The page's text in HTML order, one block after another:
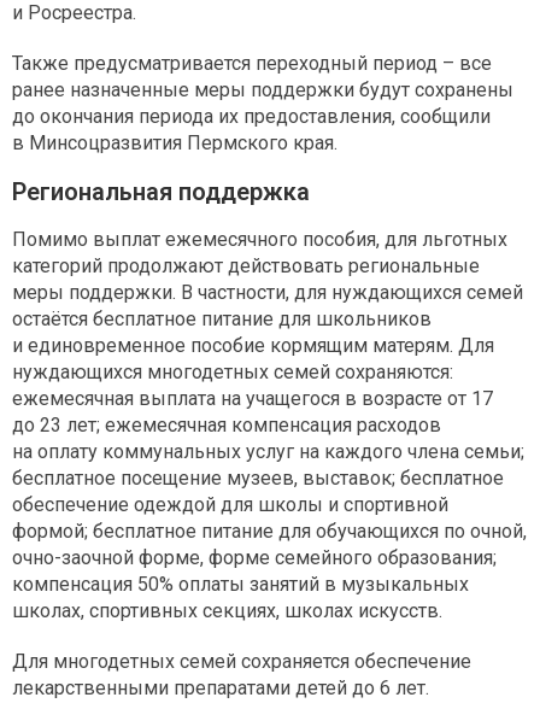
и Росреестра.
Также предусматривается переходный период – все
ранее назначенные меры поддержки будут сохранены
до окончания периода их предоставления, сообщили
в Минсоцразвития Пермского края.
Региональная поддержка
Помимо выплат ежемесячного пособия, для льготных
категорий продолжают действовать региональные
меры поддержки. В частности, для нуждающихся семей
остаётся бесплатное питание для школьников
и единовременное пособие кормящим матерям. Для
нуждающихся многодетных семей сохраняются:
ежемесячная выплата на учащегося в возрасте от 17
до 23 лет; ежемесячная компенсация расходов
на оплату коммунальных услуг на каждого члена семьи;
бесплатное посещение музеев, выставок; бесплатное
обеспечение одеждой для школы и спортивной
формой; бесплатное питание для обучающихся по очной,
очно-заочной форме, форме семейного образования;
компенсация 50% оплаты занятий в музыкальных
школах, спортивных секциях, школах искусств.
Для многодетных семей сохраняется обеспечение
лекарственными препаратами детей до 6 лет.